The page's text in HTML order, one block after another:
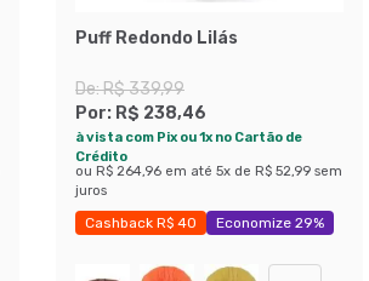
Puff Redondo Lilás
De:R$ 339,99
Por: R$ 238,46
à vista com Pix ou 1x no Cartão de
Crédito
ou R$ 264,96 em até 5x de R$ 52,99 sem
juros
Cashback R$ 40 Economize 29%